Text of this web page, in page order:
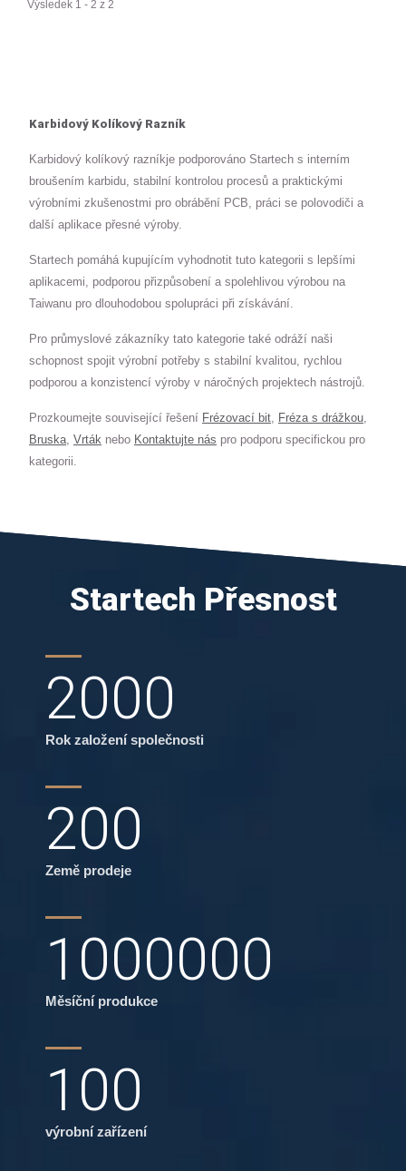
Výsledek 1 - 2 z 2
Karbidový Kolíkový Razník
Karbidový kolíkový razníkje podporováno Startech s interním
broušením karbidu, stabilní kontrolou procesů a praktickými
výrobními zkušenostmi pro obrábění PCB, práci se polovodiči a
další aplikace přesné výroby.
Startech pomáhá kupujícím vyhodnotit tuto kategorii s lepšími
aplikacemi, podporou přizpůsobení a spolehlivou výrobou na
Taiwanu pro dlouhodobou spolupráci při získávání.
Pro průmyslové zákazníky tato kategorie také odráží naši
schopnost spojit výrobní potřeby s stabilní kvalitou, rychlou
podporou a konzistencí výroby v náročných projektech nástrojů.
Prozkoumejte související řešení Frézovací bit, Fréza s drážkou,
Bruska, Vrták nebo Kontaktujte nás pro podporu specifickou pro
kategorii.
Startech Přesnost
2000
Rok založení společnosti
200
Země prodeje
1000000
Měsíční produkce
100
výrobní zařízení